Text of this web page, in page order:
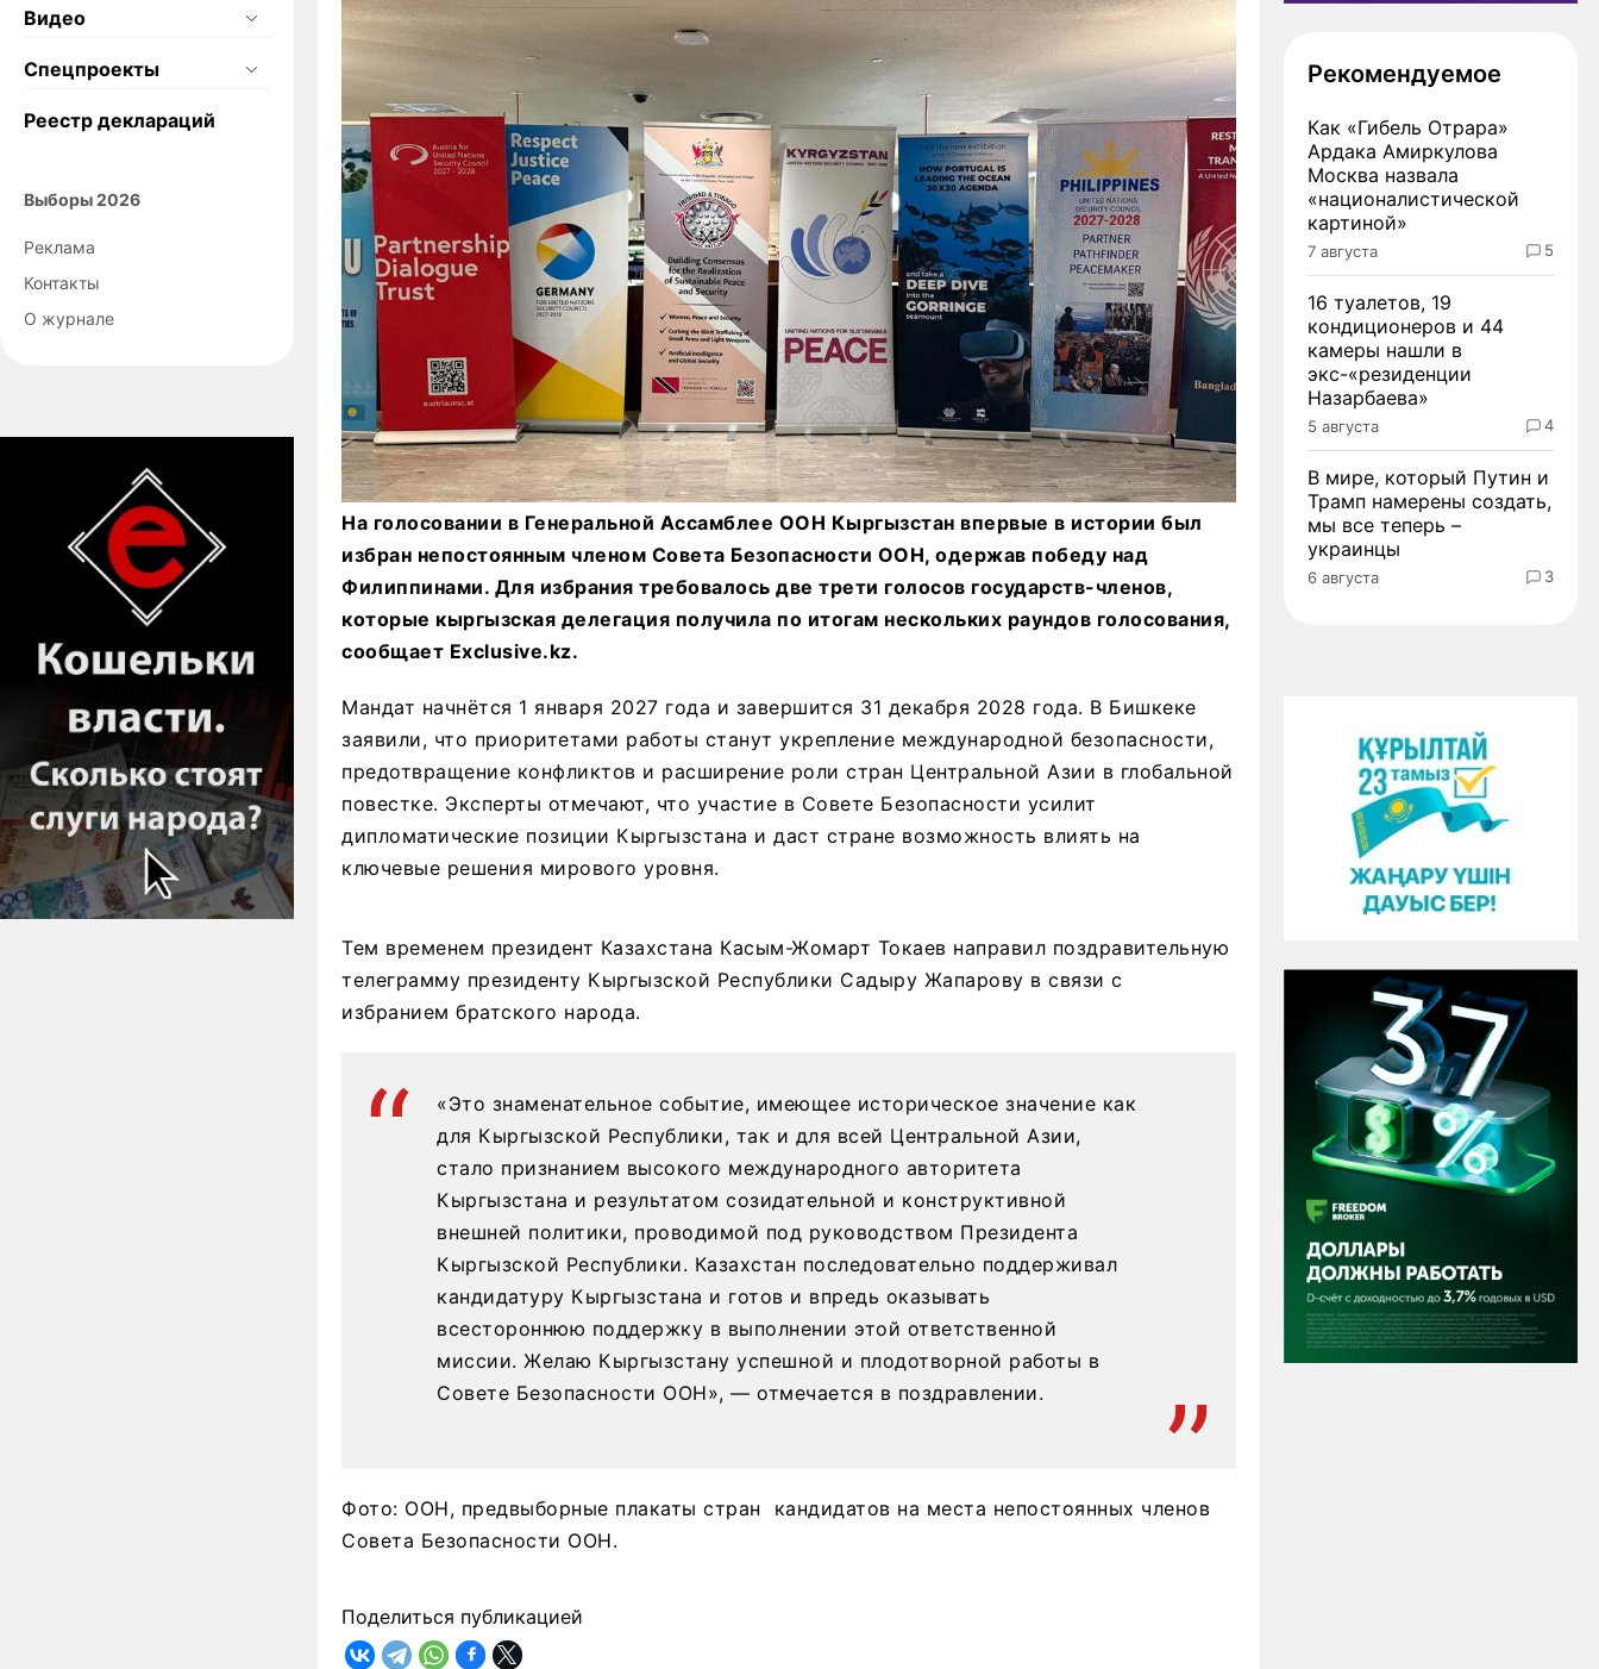
Видео
Спецпроекты
Реестр деклараций
Выборы 2026
Реклама
Контакты
О журнале
На голосовании в Генеральной Ассамблее ООН Кыргызстан впервые в истории был
избран непостоянным членом Совета Безопасности ООН, одержав победу над
Филиппинами. Для избрания требовалось две трети голосов государств-членов,
которые кыргызская делегация получила по итогам нескольких раундов голосования,
сообщает Exclusive.kz.
Мандат начнётся 1 января 2027 года и завершится 31 декабря 2028 года. В Бишкеке
заявили, что приоритетами работы станут укрепление международной безопасности,
предотвращение конфликтов и расширение роли стран Центральной Азии в глобальной
повестке. Эксперты отмечают, что участие в Совете Безопасности усилит
дипломатические позиции Кыргызстана и даст стране возможность влиять на
ключевые решения мирового уровня.
Тем временем президент Казахстана Касым-Жомарт Токаев направил поздравительную
телеграмму президенту Кыргызской Республики Садыру Жапарову в связи с
избранием братского народа.
«Это знаменательное событие, имеющее историческое значение как
для Кыргызской Республики, так и для всей Центральной Азии,
стало признанием высокого международного авторитета
Кыргызстана и результатом созидательной и конструктивной
внешней политики, проводимой под руководством Президента
Кыргызской Республики. Казахстан последовательно поддерживал
кандидатуру Кыргызстана и готов и впредь оказывать
всестороннюю поддержку в выполнении этой ответственной
миссии. Желаю Кыргызстану успешной и плодотворной работы в
Совете Безопасности ООН», — отмечается в поздравлении.
Фото: ООН, предвыборные плакаты стран кандидатов на места непостоянных членов
Совета Безопасности ООН.
Поделиться публикацией
Рекомендуемое
Как «Гибель Отрара»
Ардака Амиркулова
Москва назвала
«националистической
картиной»
7 августа 5
16 туалетов, 19
кондиционеров и 44
камеры нашли в
экс-«резиденции
Назарбаева»
5 августа 4
В мире, который Путин и
Трамп намерены создать,
мы все теперь –
украинцы
6 августа 3